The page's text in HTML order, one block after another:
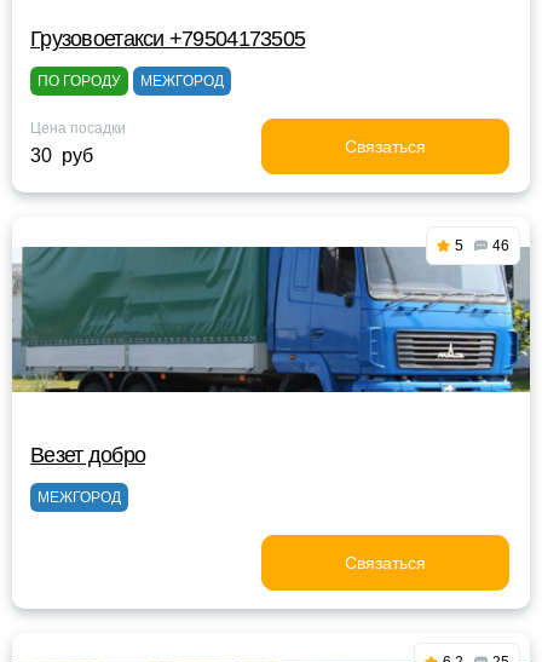
Грузовоетакси +79504173505
ПО ГОРОДУ МЕЖГОРОД
Цена посадки
30 руб Связаться
5 46
Везет добро
МЕЖГОРОД
Связаться